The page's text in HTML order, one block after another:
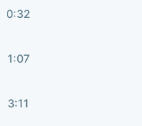
0:32
1:07
3:11